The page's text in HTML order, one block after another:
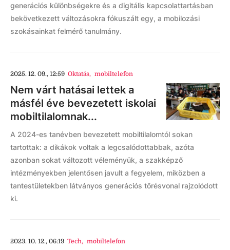
generációs különbségekre és a digitális kapcsolattartásban
bekövetkezett változásokra fókuszált egy, a mobilozási
szokásainkat felmérő tanulmány.
2025. 12. 09., 12:59 Oktatás, mobiltelefon
Nem várt hatásai lettek a
másfél éve bevezetett iskolai
mobiltilalomnak...
A 2024-es tanévben bevezetett mobiltilalomtól sokan
tartottak: a dikákok voltak a legcsalódottabbak, azóta
azonban sokat változott véleményük, a szakképző
intézményekben jelentősen javult a fegyelem, miközben a
tantestületekben látványos generációs törésvonal rajzolódott
ki.
2023. 10. 12., 06:19 Tech, mobiltelefon